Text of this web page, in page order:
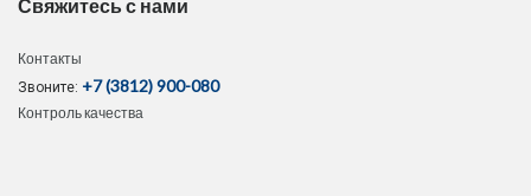
Свяжитесь с нами
Контакты
Звоните: +7 (3812) 900-080
Контроль качества